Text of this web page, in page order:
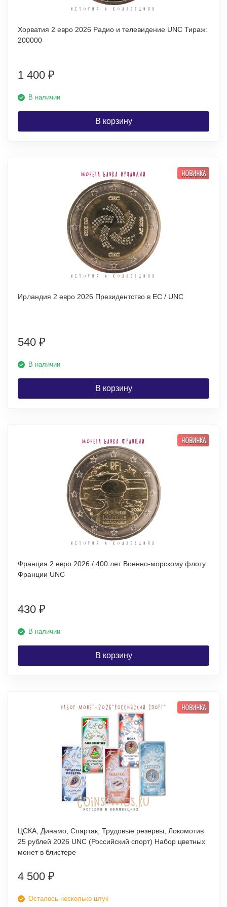
Хорватия 2 евро 2026 Радио и телевидение UNC Тираж:
200000
1 400 ₽
В наличии
В корзину
НОВИНКА
Ирландия 2 евро 2026 Президентство в ЕС / UNC
540 ₽
В наличии
В корзину
НОВИНКА
Франция 2 евро 2026 / 400 лет Военно-морскому флоту
Франции UNC
430 ₽
В наличии
В корзину
НОВИНКА
ЦСКА, Динамо, Спартак, Трудовые резервы, Локомотив
25 рублей 2026 UNC (Российский спорт) Набор цветных
монет в блистере
4 500 ₽
Осталось несколько штук